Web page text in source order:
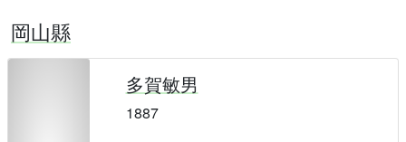
岡山縣
多賀敏男
1887